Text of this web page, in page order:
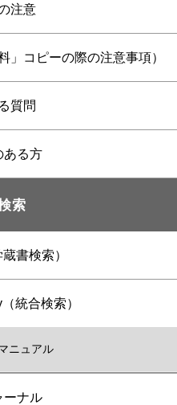
注意
」コピーの際の注意事項）
質問
ある方
索
書検索）
統合検索）
ニュアル
ーナル